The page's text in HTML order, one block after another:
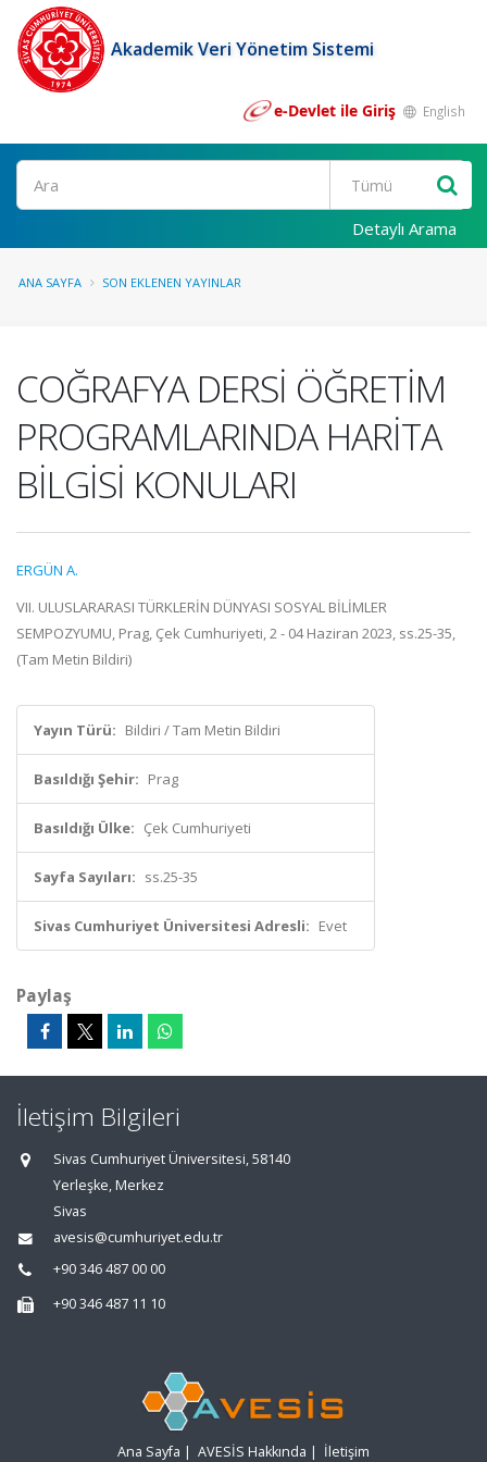
Akademik Veri Yönetim Sistemi
e-Devlet ile Giriş English
Ara
Detaylı Arama
ANA SAYFA SON EKLENEN YAYINLAR
COĞRAFYA DERSİ ÖĞRETİM
PROGRAMLARINDA HARİTA
BİLGİSİ KONULARI
ERGÜN A.
VII. ULUSLARARASI TÜRKLERİN DÜNYASI SOSYAL BİLİMLER
SEMPOZYUMU, Prag, Çek Cumhuriyeti, 2 - 04 Haziran 2023, ss.25-35,
(Tam Metin Bildiri)
Yayın Türü: Bildiri / Tam Metin Bildiri
Basıldığı Şehir: Prag
Basıldığı Ülke: Çek Cumhuriyeti
Sayfa Sayıları: ss.25-35
Sivas Cumhuriyet Üniversitesi Adresli: Evet
Paylaş
İletişim Bilgileri
Sivas Cumhuriyet Üniversitesi, 58140
Yerleşke, Merkez
Sivas
avesis@cumhuriyet.edu.tr
+90 346 487 00 00
+90 346 487 11 10
Ana Sayfa | AVESİS Hakkında | İletişim